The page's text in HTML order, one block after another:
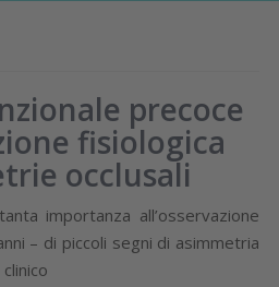
precoce
fisiologica
occlusali
importanza all’osservazione
– di piccoli segni di asimmetria